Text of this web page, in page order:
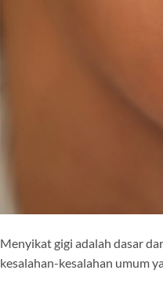
Menyikat gigi adalah dasar
kesalahan-kesalahan umum